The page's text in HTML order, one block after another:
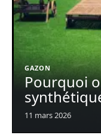
GAZON
Pourquoi
11 mars 2026